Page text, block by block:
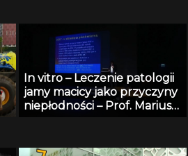
In vitro – Leczenie patologii
jamy macicy jako przyczyny
niepłodności – Prof. Mariusz